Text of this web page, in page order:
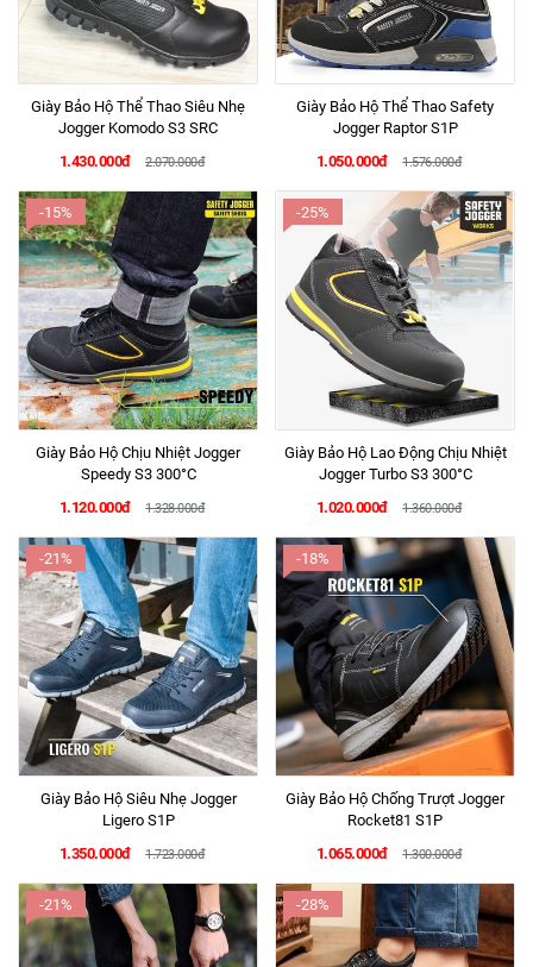
Giày Bảo Hộ Thể Thao Siêu Nhẹ
Jogger Komodo S3 SRC
1.430.000đ
2.070.000đ
Giày Bảo Hộ Thể Thao Safety
Jogger Raptor S1P
1.050.000đ
1.576.000đ
-15%
Giày Bảo Hộ Chịu Nhiệt Jogger
Speedy S3 300°C
1.120.000đ
1.328.000đ
-25%
Giày Bảo Hộ Lao Động Chịu Nhiệt
Jogger Turbo S3 300°C
1.020.000đ
1.360.000đ
-21%
Giày Bảo Hộ Siêu Nhẹ Jogger
Ligero S1P
1.350.000đ
1.723.000đ
-18%
Giày Bảo Hộ Chống Trượt Jogger
Rocket81 S1P
1.065.000đ
1.300.000đ
-21% -28%